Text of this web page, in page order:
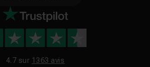
4.7 sur 1363 avis